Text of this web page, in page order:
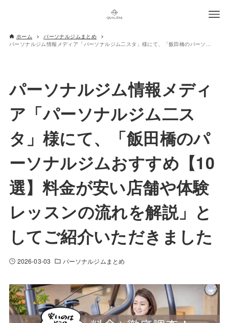
ホーム
パーソナルジムまとめ
パーソナルジム情報メディア「パーソナルジム二スタ」様にて、「飯田橋のパーソナルジムおすすめ【10選】料金が安い店舗や体験レッスンの流れを解説」としてご紹介いただきました
パーソナルジム情報メディ
ア「パーソナルジム二ス
タ」様にて、「飯田橋のパ
ーソナルジムおすすめ【10
選】料金が安い店舗や体験
レッスンの流れを解説」と
してご紹介いただきました
2026-03-03 パーソナルジムまとめ